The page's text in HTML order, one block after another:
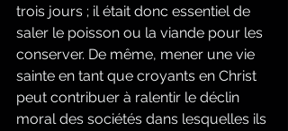
trois jours ; il était donc essentiel de
saler le poisson ou la viande pour les
conserver. De même, mener une vie
sainte en tant que croyants en Christ
peut contribuer à ralentir le déclin
moral des sociétés dans lesquelles ils